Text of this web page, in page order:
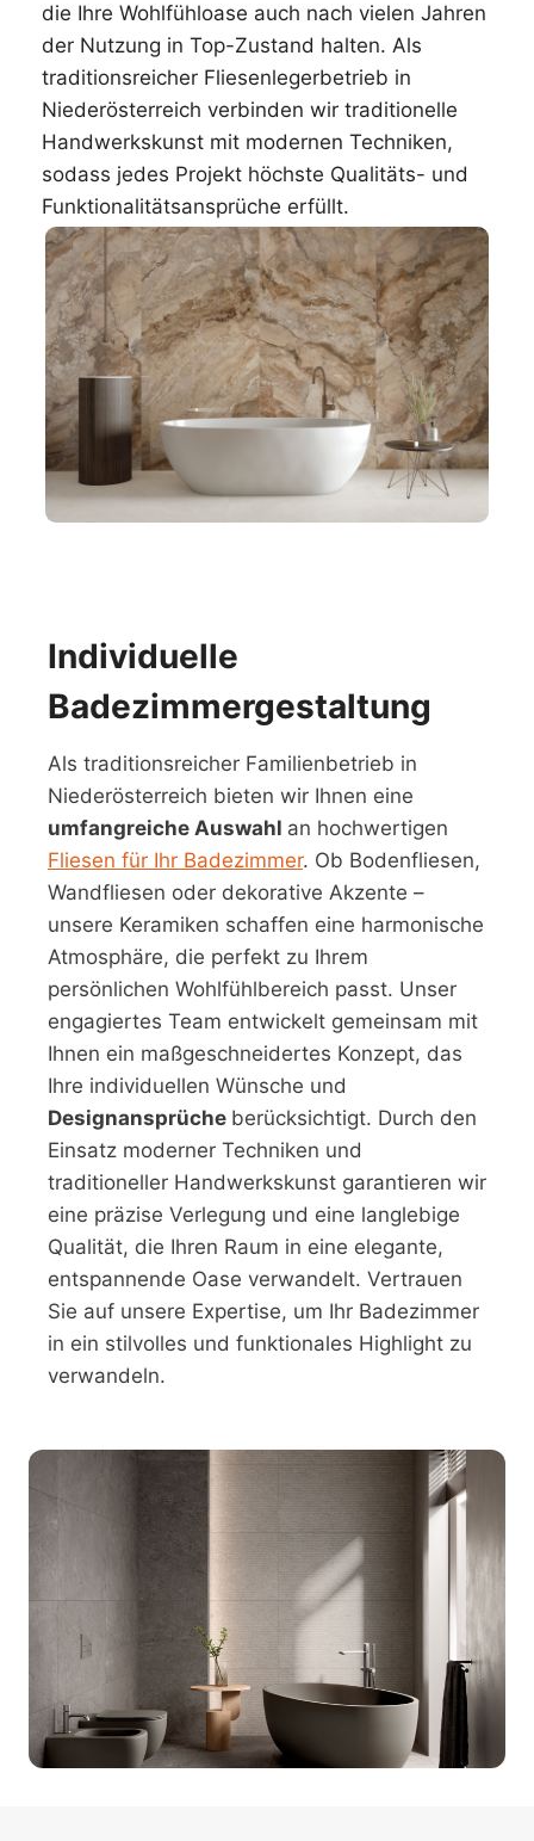
die Ihre Wohlfühloase auch nach vielen Jahren
der Nutzung in Top-Zustand halten. Als
traditionsreicher Fliesenlegerbetrieb in
Niederösterreich verbinden wir traditionelle
Handwerkskunst mit modernen Techniken,
sodass jedes Projekt höchste Qualitäts- und
Funktionalitätsansprüche erfüllt.
Individuelle
Badezimmergestaltung
Als traditionsreicher Familienbetrieb in
Niederösterreich bieten wir Ihnen eine
umfangreiche Auswahl an hochwertigen
Fliesen für Ihr Badezimmer. Ob Bodenfliesen,
Wandfliesen oder dekorative Akzente –
unsere Keramiken schaffen eine harmonische
Atmosphäre, die perfekt zu Ihrem
persönlichen Wohlfühlbereich passt. Unser
engagiertes Team entwickelt gemeinsam mit
Ihnen ein maßgeschneidertes Konzept, das
Ihre individuellen Wünsche und
Designansprüche berücksichtigt. Durch den
Einsatz moderner Techniken und
traditioneller Handwerkskunst garantieren wir
eine präzise Verlegung und eine langlebige
Qualität, die Ihren Raum in eine elegante,
entspannende Oase verwandelt. Vertrauen
Sie auf unsere Expertise, um Ihr Badezimmer
in ein stilvolles und funktionales Highlight zu
verwandeln.